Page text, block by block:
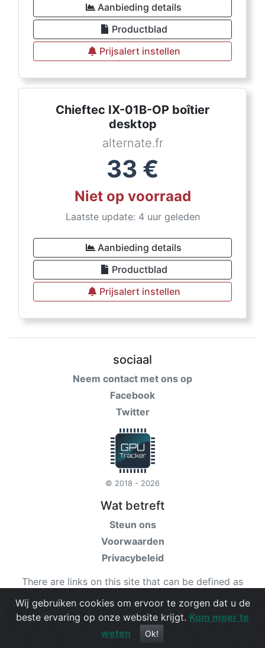
Aanbieding details
Productblad
Prijsalert instellen
Chieftec IX-01B-OP boîtier
desktop
alternate.fr
33 €
Niet op voorraad
Laatste update: 4 uur geleden
Aanbieding details
Productblad
Prijsalert instellen
sociaal
Neem contact met ons op
Facebook
Twitter
© 2018 - 2026
Wat betreft
Steun ons
Voorwaarden
Privacybeleid
There are links on this site that can be defined as
can be foundhere
Check ourterms for more details.
Wij gebruiken cookies om ervoor te zorgen dat u de
beste ervaring op onze website krijgt. Kom meer te
weten
Ok!